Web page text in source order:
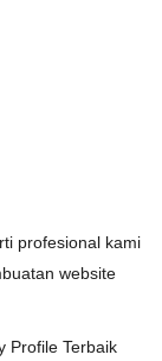
profesional kami
website
Profile Terbaik